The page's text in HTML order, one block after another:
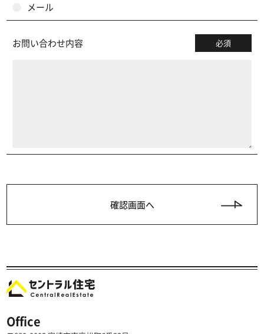
メール
お問い合わせ内容 必須
Office